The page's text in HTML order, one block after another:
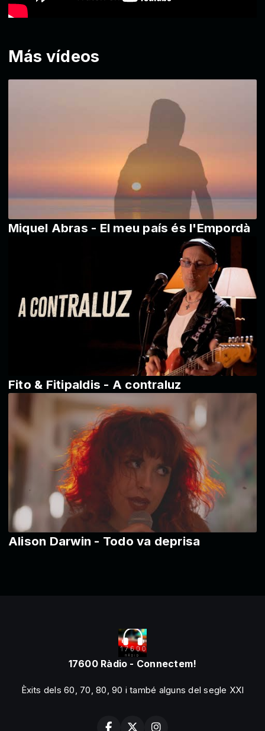
Más vídeos
Miquel Abras - El meu país és l'Empordà
Fito & Fitipaldis - A contraluz
Alison Darwin - Todo va deprisa
17600 Ràdio - Connectem!
Èxits dels 60, 70, 80, 90 i també alguns del segle XXI